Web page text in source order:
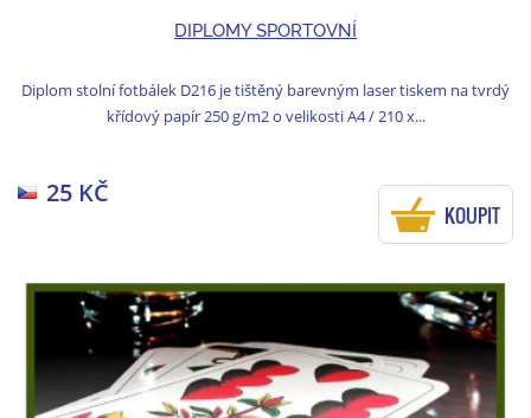
DIPLOMY SPORTOVNÍ
Diplom stolní fotbálek D216 je tištěný barevným laser tiskem na tvrdý
křídový papír 250 g/m2 o velikosti A4 / 210 x...
25 KČ
KOUPIT